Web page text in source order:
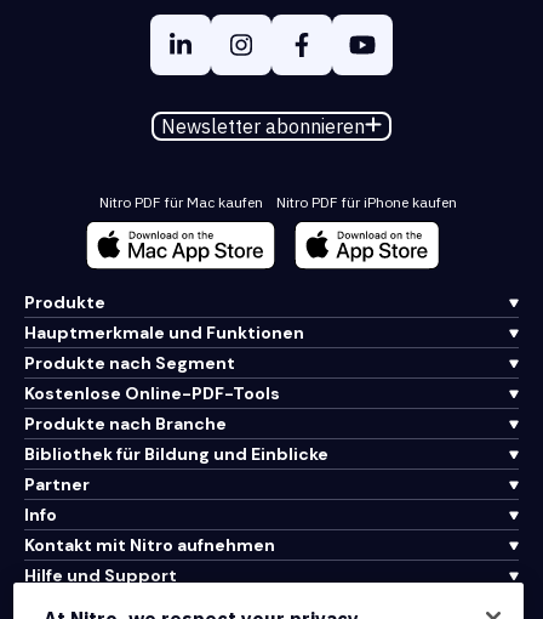
Newsletter abonnieren
Nitro PDF für Mac kaufen Nitro PDF für iPhone kaufen
Produkte
Hauptmerkmale und Funktionen
Produkte nach Segment
Kostenlose Online-PDF-Tools
Produkte nach Branche
Bibliothek für Bildung und Einblicke
Partner
Info
Kontakt mit Nitro aufnehmen
Hilfe und Support